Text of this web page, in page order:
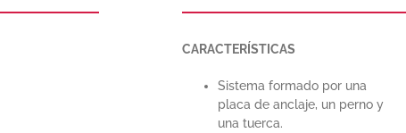
CARACTERÍSTICAS
Sistema formado por una
placa de anclaje, un perno y
una tuerca.